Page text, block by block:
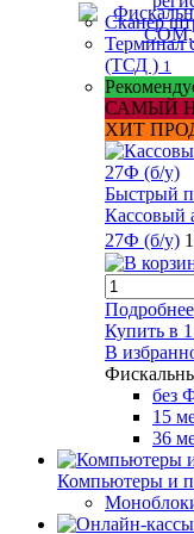
Сканер
Терминал
(ТСД ) 1
САМЫЙ
ХИТ
Быстрый
Кассовый
27Ф (б/у)
Подробнее
Купить в
В
без
15
36
Компьютеры и